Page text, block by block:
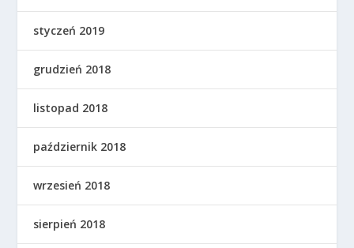
styczeń 2019
grudzień 2018
listopad 2018
październik 2018
wrzesień 2018
sierpień 2018